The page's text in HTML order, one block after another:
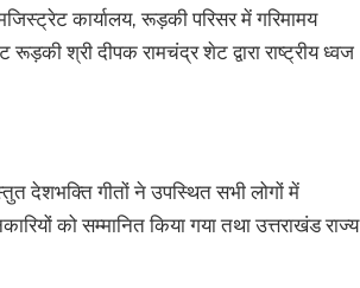
कार्यालय, रूड़की परिसर में गरिमामय
श्री दीपक रामचंद्र शेट द्वारा राष्ट्रीय ध्वज
देशभक्ति गीतों ने उपस्थित सभी लोगों में
को सम्मानित किया गया तथा उत्तराखंड राज्य